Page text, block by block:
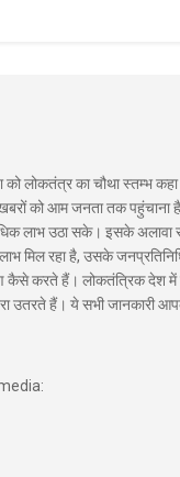
को लोकतंत्र का चौथा स्तम्भ
को आम जनता तक पहुंचाना
लाभ उठा सके। इसके अलावा
मिल रहा है, उसके
कैसे करते हैं। लोकतंत्रिक देश में
उतरते हैं। ये सभी जानकारी